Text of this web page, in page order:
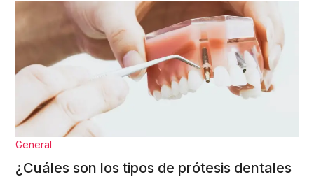
General
¿Cuáles son los tipos de prótesis dentales